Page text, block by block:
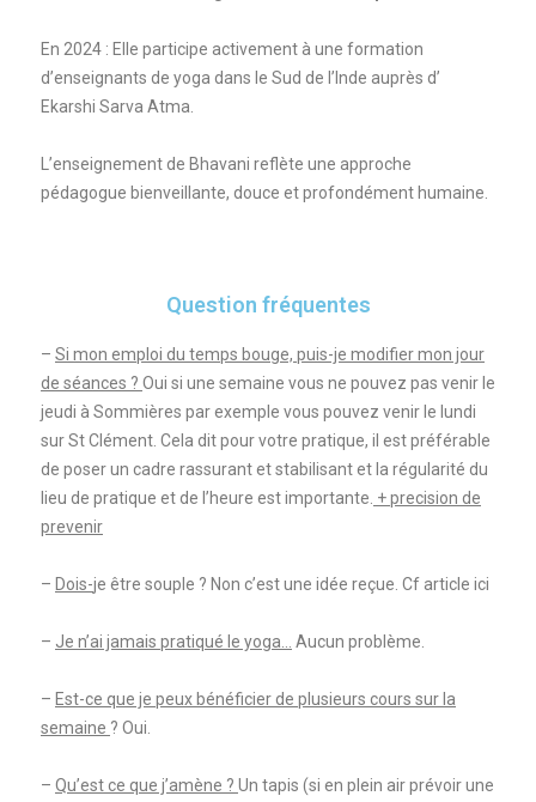
En 2024 : Elle participe activement à une formation
d’enseignants de yoga dans le Sud de l’Inde auprès d’
Ekarshi Sarva Atma.
L’enseignement de Bhavani reflète une approche
pédagogue bienveillante, douce et profondément humaine.
Question fréquentes
– Si mon emploi du temps bouge, puis-je modifier mon jour
de séances ? Oui si une semaine vous ne pouvez pas venir le
jeudi à Sommières par exemple vous pouvez venir le lundi
sur St Clément. Cela dit pour votre pratique, il est préférable
de poser un cadre rassurant et stabilisant et la régularité du
lieu de pratique et de l’heure est importante. + precision de
prevenir
– Dois-je être souple ? Non c’est une idée reçue. Cf article ici
– Je n’ai jamais pratiqué le yoga… Aucun problème.
– Est-ce que je peux bénéficier de plusieurs cours sur la
semaine ? Oui.
– Qu’est ce que j’amène ? Un tapis (si en plein air prévoir une